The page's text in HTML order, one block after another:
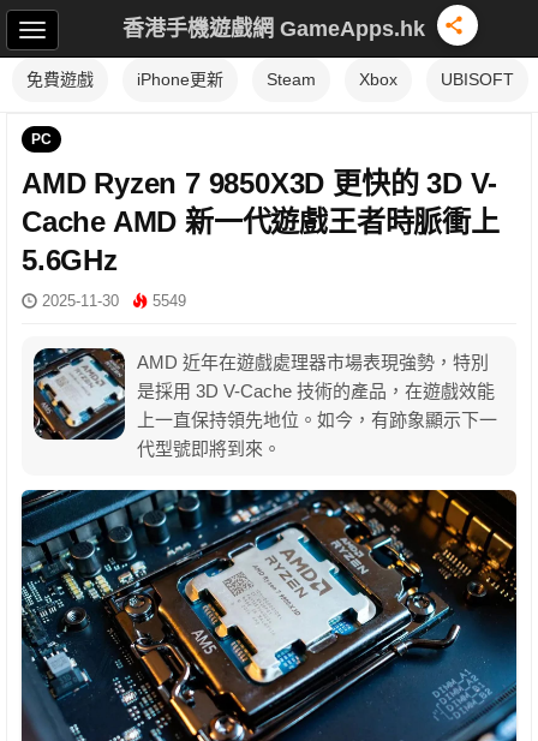
香港手機遊戲網 GameApps.hk
免費遊戲 iPhone更新 Steam Xbox UBISOFT
PC
AMD Ryzen 7 9850X3D 更快的 3D V-
Cache AMD 新一代遊戲王者時脈衝上
5.6GHz
2025-11-30 5549
AMD 近年在遊戲處理器市場表現強勢，特別
是採用 3D V-Cache 技術的產品，在遊戲效能
上一直保持領先地位。如今，有跡象顯示下一
代型號即將到來。